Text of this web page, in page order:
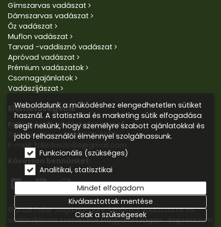
Gímszarvas vadászat
Dámszarvas vadászat
Őz vadászat
Muflon vadászat
Tarvad -vaddisznó vadászat
Apróvad vadászat
Prémium vadászatok
Csomagajánlatok
Vadászíjászat
Elérhetőségeink
Faller László vadászatszervező
Telefonszám:+36 30 604 9659
E-mail: fallerlaszlo84@gmail.com
Kövessen bennünket:
  
© 2026 Faller Jagd Hungary. Minőségi vadászatok és
vadászíjászat szervezése Magyarországon. Impresszum
Weboldalunk a működéshez elengedhetetlen sütiket
használ. A statisztikai és marketing sütik elfogadása
segít nekünk, hogy személyre szabott ajánlatokkal és
jobb felhasználói élménnyel szolgálhassunk.
Funkcionális (szükséges)
Analitikai, statisztikai
Mindet elfogadom
Kiválasztottak mentése
Csak a szükségesek